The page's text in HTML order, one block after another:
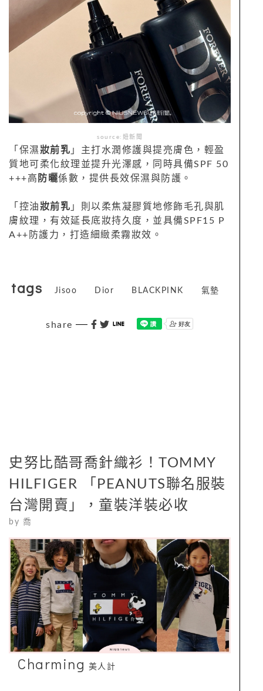
source:妞新聞
「保濕妝前乳 」主打水潤修護與提亮膚色，輕盈
質地可柔化紋理並提升光澤感，同時具備SPF 50
+++高 防曬係數，提供長效保濕與防護。
「控油妝前乳 」則以柔焦凝膠質地修飾毛孔與肌
膚紋理，有效延長底妝持久度，並具備SPF15 P
A++防護力，打造細緻柔霧妝效。
tags Jisoo Dior BLACKPINK 氣墊
share
史努比酷哥喬針織衫！TOMMY
HILFIGER 「PEANUTS聯名服裝
台灣開賣」，童裝洋裝必收
by 喬
Charming 美人計